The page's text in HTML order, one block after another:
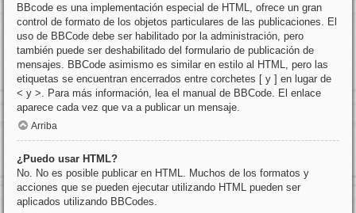
BBcode es una implementación especial de HTML, ofrece un gran
control de formato de los objetos particulares de las publicaciones. El
uso de BBCode debe ser habilitado por la administración, pero
también puede ser deshabilitado del formulario de publicación de
mensajes. BBCode asimismo es similar en estilo al HTML, pero las
etiquetas se encuentran encerrados entre corchetes [ y ] en lugar de
< y >. Para más información, lea el manual de BBCode. El enlace
aparece cada vez que va a publicar un mensaje.
Arriba
¿Puedo usar HTML?
No. No es posible publicar en HTML. Muchos de los formatos y
acciones que se pueden ejecutar utilizando HTML pueden ser
aplicados utilizando BBCodes.